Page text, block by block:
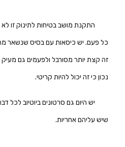
התקנת מושב בטיחות לתינוק זו
כל פעם. יש כיסאות עם בסיס שנשאר
זה קצת יותר מסורבל ולפעמים גם
נכון כי זה יכול להיות קריטי.
יש היום גם סרטונים ביוטיוב
שיש עליהם אחריות.